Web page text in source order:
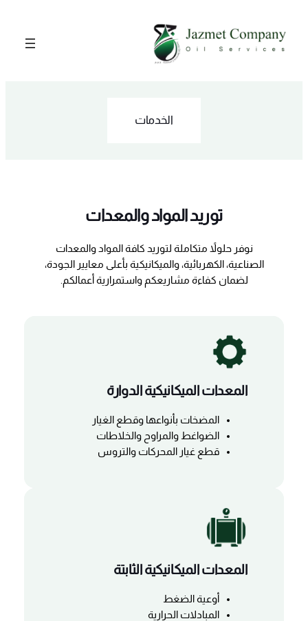
المحتوى
الخدمات
توريد المواد والمعدات
نوفر حلولاً متكاملة لتوريد كافة المواد والمعدات
الصناعية، الكهربائية، والميكانيكية بأعلى معايير الجودة،
لضمان كفاءة مشاريعكم واستمرارية أعمالكم.
المعدات الميكانيكية الدوارة
المضخات بأنواعها وقطع الغيار
الضواغط والمراوح والخلاطات
قطع غيار المحركات والتروس
المعدات الميكانيكية الثابتة
أوعية الضغط
المبادلات الحرارية